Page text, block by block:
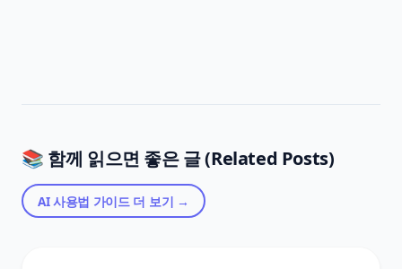
📚 함께 읽으면 좋은 글 (Related Posts)
AI 사용법 가이드 더 보기 →